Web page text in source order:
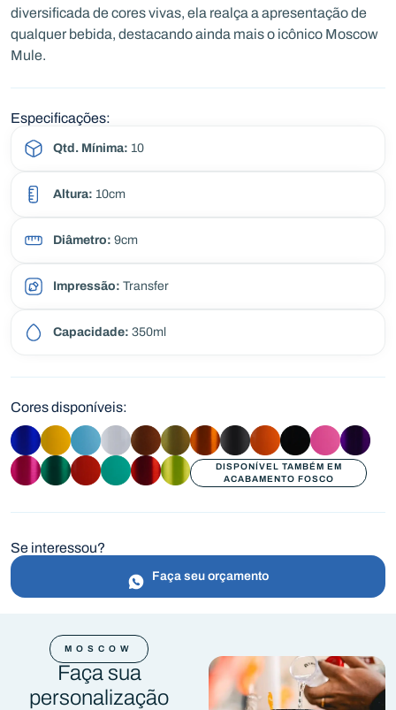
diversificada de cores vivas, ela realça a apresentação de
qualquer bebida, destacando ainda mais o icônico Moscow
Mule.
Especificações:
Qtd. Mínima: 10
Altura: 10cm
Diâmetro: 9cm
Impressão: Transfer
Capacidade: 350ml
Cores disponíveis:
DISPONÍVEL TAMBÉM EM
ACABAMENTO FOSCO
Se interessou?
Faça seu orçamento
MOSCOW
Faça sua
personalização